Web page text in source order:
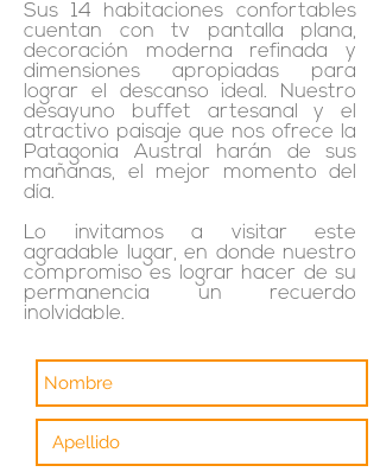
Sus 14 habitaciones confortables
cuentan con tv pantalla plana,
decoración moderna refinada y
dimensiones apropiadas para
lograr el descanso ideal. Nuestro
desayuno buffet artesanal y el
atractivo paisaje que nos ofrece la
Patagonia Austral harán de sus
mañanas, el mejor momento del
día.
Lo invitamos a visitar este
agradable lugar, en donde nuestro
compromiso es lograr hacer de su
permanencia un recuerdo
inolvidable.